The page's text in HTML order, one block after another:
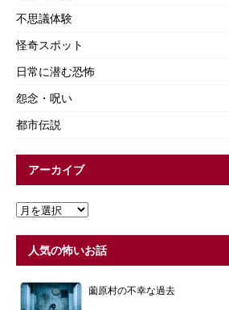
不思議体験
怪奇スポット
日常に潜む恐怖
怨念・呪い
都市伝説
アーカイブ
人気の怖いお話
薗原村の不幸な過去